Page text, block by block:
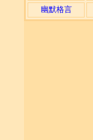
幽默格言